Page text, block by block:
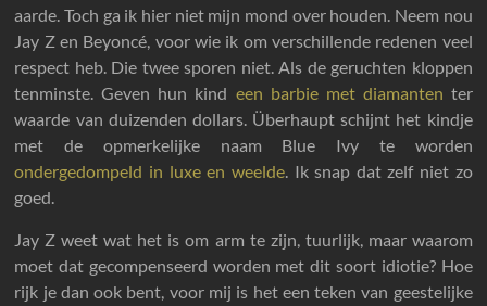
aarde. Toch ga ik hier niet mijn mond over houden. Neem nou
Jay Z en Beyoncé, voor wie ik om verschillende redenen veel
respect heb. Die twee sporen niet. Als de geruchten kloppen
tenminste. Geven hun kind een barbie met diamanten ter
waarde van duizenden dollars. Überhaupt schijnt het kindje
met de opmerkelijke naam Blue Ivy te worden
ondergedompeld in luxe en weelde. Ik snap dat zelf niet zo
goed.
Jay Z weet wat het is om arm te zijn, tuurlijk, maar waarom
moet dat gecompenseerd worden met dit soort idiotie? Hoe
rijk je dan ook bent, voor mij is het een teken van geestelijke